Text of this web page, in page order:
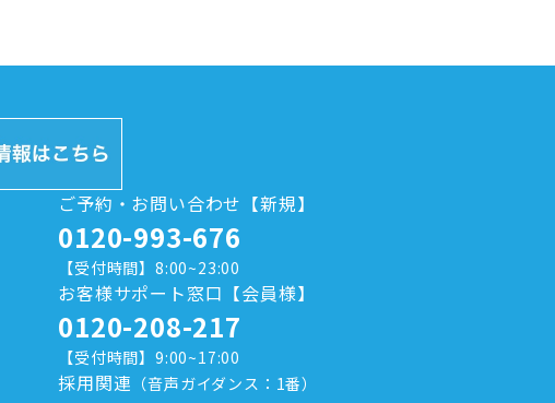
ご予約・お問い合わせ【新規】
0120-993-676
【受付時間】8:00~23:00
お客様サポート窓口【会員様】
0120-208-217
【受付時間】9:00~17:00
採用関連 （音声ガイダンス：1番）